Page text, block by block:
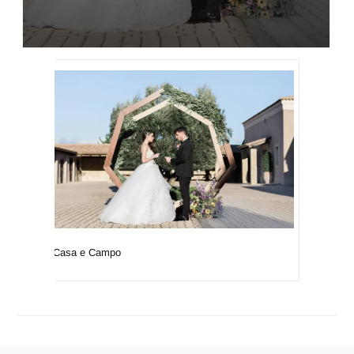
Casa e Campo